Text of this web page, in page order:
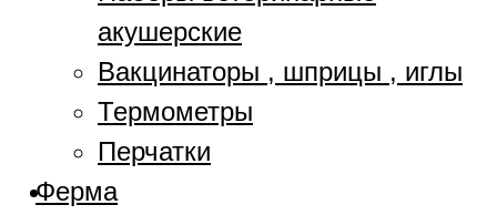
акушерские
Вакцинаторы , шприцы , иглы
Термометры
Перчатки
Ферма